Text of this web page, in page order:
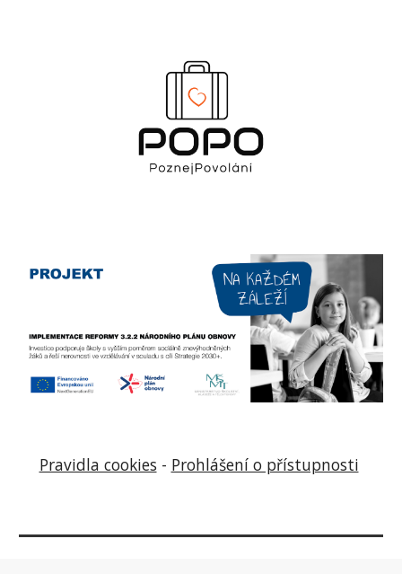
Pravidla cookies - Prohlášení o přístupnosti